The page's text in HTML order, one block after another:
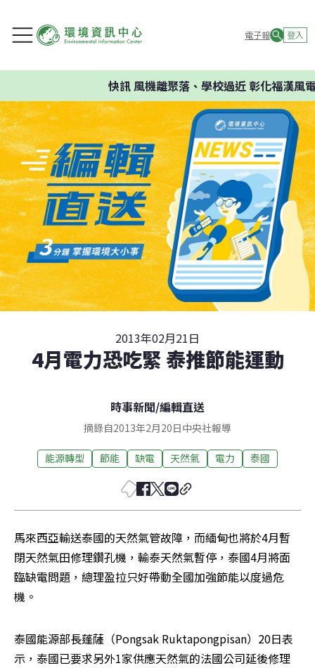
電子報 登入
快訊風機離聚落、學校過近 彰化福漢風電
2013年02月21日
4月電力恐吃緊 泰推節能運動
時事新聞/編輯直送
摘錄自2013年2月20日中央社報導
能源轉型 節能 缺電 天然氣 電力 泰國
馬來西亞輸送泰國的天然氣管故障，而緬甸也將於4月暫
閉天然氣田修理鑽孔機，輸泰天然氣暫停，泰國4月將面
臨缺電問題，總理盈拉只好帶動全國加強節能以度過危
機。
泰國能源部長蓬薩（Pongsak Ruktapongpisan）20日表
示，泰國已要求另外1家供應天然氣的法國公司延後修理